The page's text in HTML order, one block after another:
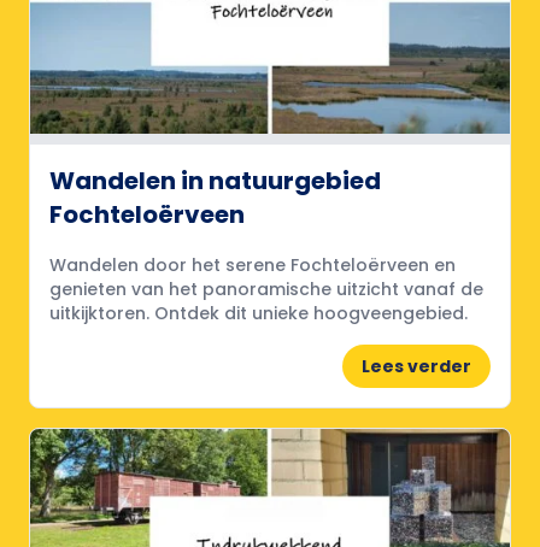
Wandelen in natuurgebied
Fochteloërveen
Wandelen door het serene Fochteloërveen en
genieten van het panoramische uitzicht vanaf de
uitkijktoren. Ontdek dit unieke hoogveengebied.
Lees verder